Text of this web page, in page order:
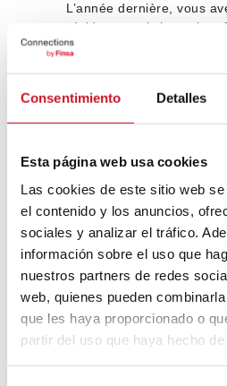
Consentimiento Detalles
Esta página web usa cookies
Las cookies de este sitio web
el contenido y los anuncios,
sociales y analizar el tráfico.
información sobre el uso que
nuestros partners de redes
web, quienes pueden
que les haya proporcionado o
partir del uso que haya hecho
L’année dernière, vous
résidence artistique chez
Comment l’expérience
Lorsque j’ai contactéWOW
portugaise.
eu lieu dans la forêt de As
devenue un exemple de
choses que j’ai
précédemment. C’est un
avec une forêt productive
indigène. Je pense que
apprécié la visite et la
paysages est une belle
créativité. D’une certaine
aidé à explorer l’idée de